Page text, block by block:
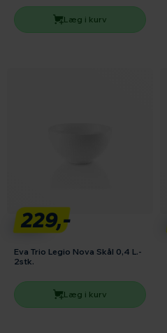
Læg i kurv
229,-
Eva Trio Legio Nova Skål 0,4 L.-
2stk.
Læg i kurv